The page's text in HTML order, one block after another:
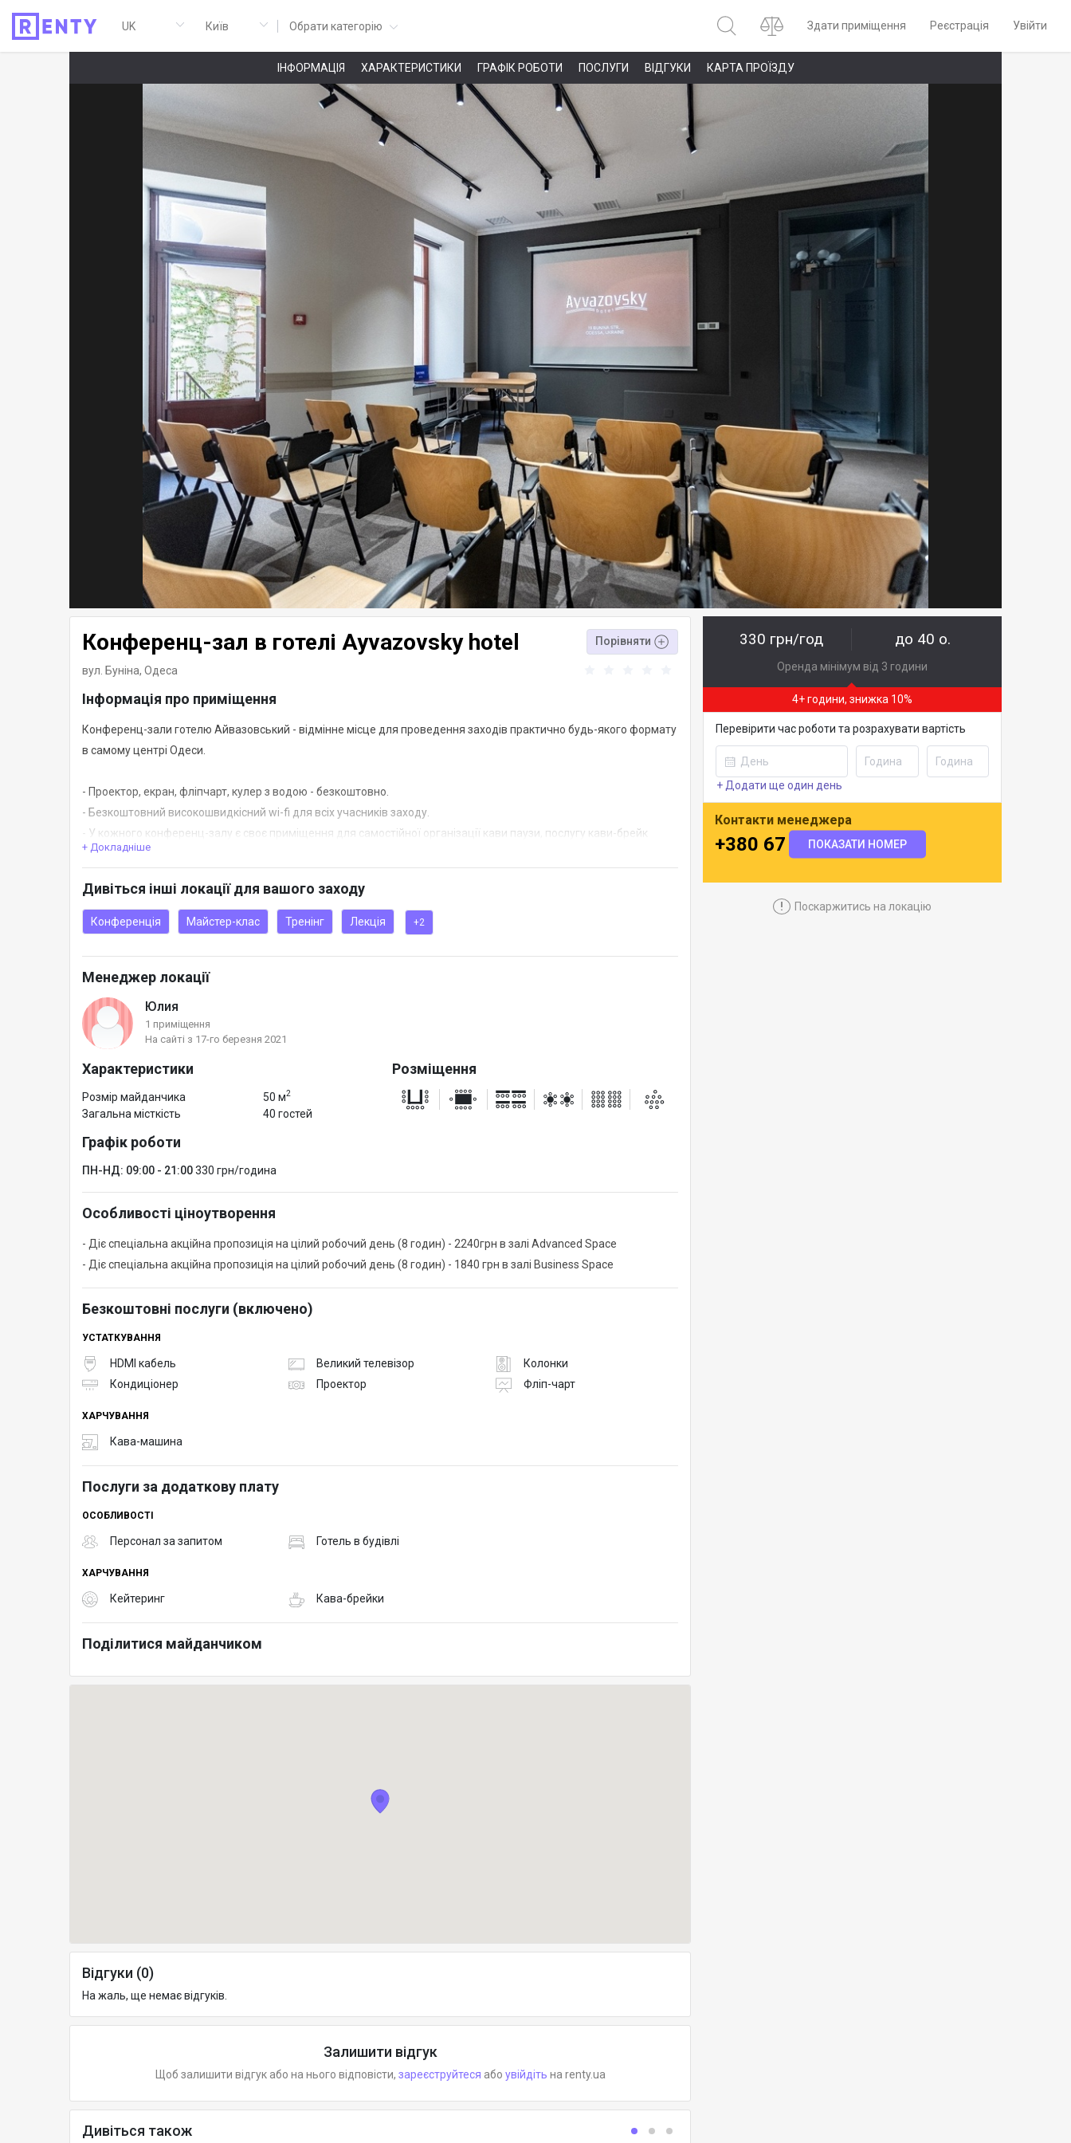
Обрати категорію Здати приміщення Реєстрація Увійти
ІНФОРМАЦІЯ ХАРАКТЕРИСТИКИ ГРАФІК РОБОТИ ПОСЛУГИ ВІДГУКИ КАРТА ПРОЇЗДУ
Конференц-зал в готелі Ayvazovsky hotel Порівняти
вул. Буніна, Одеса
Інформація про приміщення
Конференц-зали готелю Айвазовський - відмінне місце для проведення заходів практично будь-якого формату
в самому центрі Одеси.
- Проектор, екран, фліпчарт, кулер з водою - безкоштовно.
- Безкоштовний високошвидкісний wi-fi для всіх учасників заходу.
- У кожного конференц-залу є своє приміщення для самостійної організації кави паузи, послугу кави-брейк
також можна замовити в готелі.
- Ароматна кава і смачні сендвічі в ресторані Щастя, окреме меню бізнес-ланчу.
- Супровід адміністратора під час заходу.
- Гнучка система знижок.
+ Докладніше
Дивіться інші локації для вашого заходу
Конференція Майстер-клас Тренінг Лекція +2
Менеджер локації
Юлия
1 приміщення
На сайті з 17-го березня 2021
Характеристики
Розмір майданчика 50 м2
Загальна місткість 40 гостей
Розміщення
Графік роботи
ПН-НД: 09:00 - 21:00330 грн/година
Особливості ціноутворення
- Діє спеціальна акційна пропозиція на цілий робочий день (8 годин) - 2240грн в залі Advanced Space
- Діє спеціальна акційна пропозиція на цілий робочий день (8 годин) - 1840 грн в залі Business Space
Безкоштовні послуги (включено)
УСТАТКУВАННЯ
HDMI кабель Великий телевізор
Колонки
Кондиціонер
Проектор Фліп-чарт
ХАРЧУВАННЯ
Кава-машина
Послуги за додаткову плату
ОСОБЛИВОСТІ
Персонал за запитом Готель в будівлі
ХАРЧУВАННЯ
Кейтеринг Кава-брейки
Поділитися майданчиком
Відгуки (0)
На жаль, ще немає відгуків.
Залишити відгук
Щоб залишити відгук або на нього відповісти, зареєструйтеся або увійдіть на renty.ua
Дивіться також
330 грн/год до 40 о.
Оренда мінімум від 3 години
4+ години, знижка 10%
Перевірити час роботи та розрахувати вартість
+ Додати ще один день
Контакти менеджера
+380 67 488 0812
ПОКАЗАТИ НОМЕР
! Поскаржитись на локацію